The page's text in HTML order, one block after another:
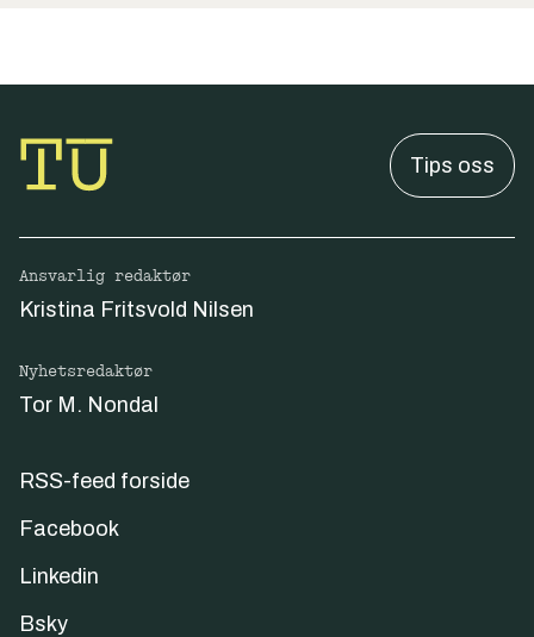
Tips oss
Ansvarlig redaktør
Kristina Fritsvold Nilsen
Nyhetsredaktør
Tor M. Nondal
RSS-feed forside
Facebook
Linkedin
Bsky